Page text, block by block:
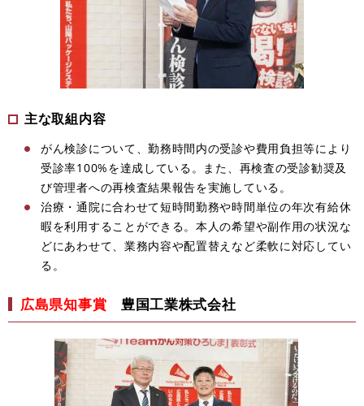
主な取組内容
がん検診について、勤務時間内の受診や費用負担等により
受診率100%を達成している。また、再検査の受診勧奨及
び管理者への再検査結果報告を実施している。
治療・通院に合わせて短時間勤務や時間単位の年次有給休
暇を利用することができる。本人の希望や副作用の状況な
どにあわせて、業務内容や配置替えなど柔軟に対応してい
る。
広島県知事賞 豊国工業株式会社